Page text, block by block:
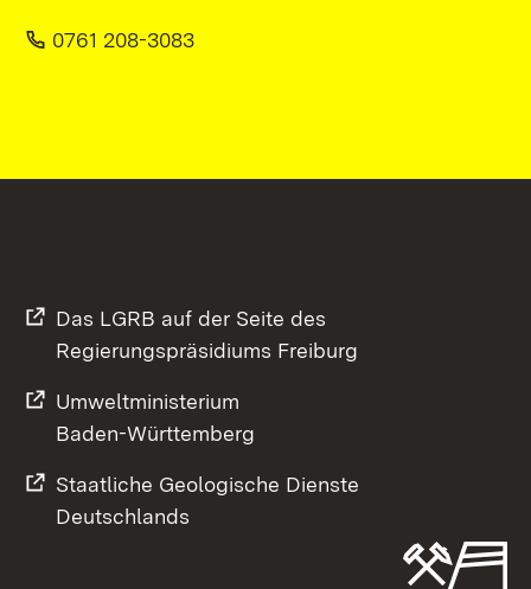
0761 208-3083
Das LGRB auf der Seite des
Regierungspräsidiums Freiburg
Umweltministerium
Baden-Württemberg
Staatliche Geologische Dienste
Deutschlands